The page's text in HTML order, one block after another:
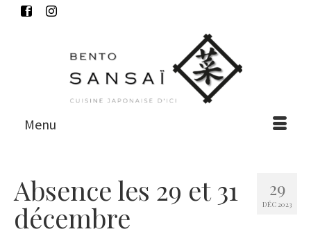
Menu
29
DÉC 2023
Absence les 29 et 31
décembre